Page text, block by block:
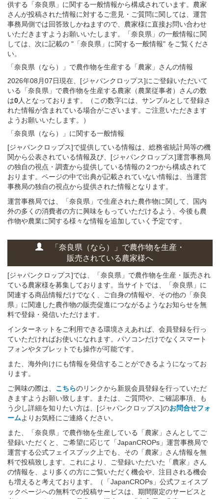
供する「奈良県」に関する一般情報から構成されています。農家
さんが投稿された情報に対するご意見・ご質問に関しては、運営
事務局側では回答致しかねますので、農家様に直接お問い合わせ
いただきますようお願いいたします。「奈良県」の一般情報に関
しては、次に記載の "「奈良県」に関する一般情報" をご覧くださ
い。
「奈良県（なら）」 で農作物を生産する 「農家」さんの情報
2026年08月07日現在、[ジャパンクロップス]にご登録いただいて
いる「奈良県」で農作物を生産する農家（農業従事者）さんの数
は0人となっております。（この数字には、サンプルとして登録さ
れた情報が含まれている場合がございます。ご注意いただきます
ようお願いいたします。）
「奈良県（なら）」 に関する一般情報
[ジャパンクロップス]で提供している情報は、総務省統計局等の機
関から公表されている情報及び、[ジャパンクロップス]運営事務局
の独自の視点・調査から提供している情報の２つから構成されて
おります。ページの中で出典が記載されていない情報は、当運営
事務局の独自の視点から提供された情報となります。
運営事務局では、「奈良県」で生産された農作物に関して、国内
外の多くの消費者の方に興味をもっていただけるよう、今後も農
作物や農業に関する様々な情報を追加していく予定です。
「奈良県（なら）」 で農作物を生産・
販売されている農家様へ
[ジャパンクロップス]では、「奈良県」で農作物を生産・販売され
ている農家様を募集しております。当サイトでは、「奈良県」に
関連する商品情報だけでなく、ご自身の情報や、その他の「奈良
県」に関連した農作物の販売促進につながるようなお知らせを無
料で登録・発信いただけます。
インターネットをご利用できる環境さえあれば、会員登録を行っ
ていただければお使いになれます。パソコンだけでなくスマート
フォンやタブレットでも操作が可能です。
また、海外向けにも情報を発信することができるようになってお
ります。
ご興味の際は、 こちらのリンクから新規会員登録を行っていただ
きますようお願い致します。または、ご質問や、ご確認事項、も
う少し詳細を知りたい方は、[ジャパンクロップス]のお問合せフォ
ームよりお気軽にご連絡ください。
また、「奈良県」で農作物を生産している「農家」さんとしてご
登録いただくと、ご希望に応じて「JapanCROPs」運営事務局で
運営する公式フェイスブック上でも、その「農家」さん情報を無
料で投稿致します。これにより、ご登録いただいた「農家」さん
の情報を、より多くの方にご覧いただく機会や、注目される機会
も増えると考えております。（「JapanCROPs」公式フェイスブ
ックページへの無料での投稿サービスは、期間限定のサービスと